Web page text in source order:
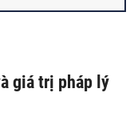
giá trị pháp lý